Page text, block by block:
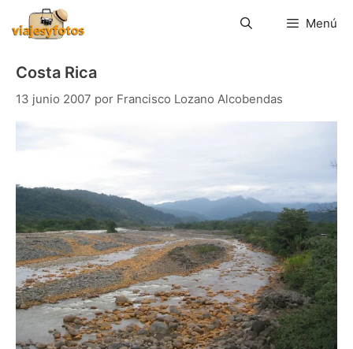
contenido
Menú
Costa Rica
13 junio 2007 por Francisco Lozano Alcobendas